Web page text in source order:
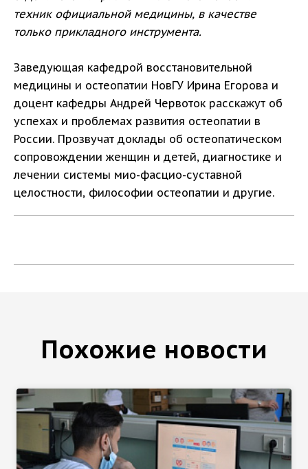
техник официальной медицины, в качестве
только прикладного инструмента.
Заведующая кафедрой восстановительной
медицины и остеопатии НовГУ Ирина Егорова и
доцент кафедры Андрей Червоток расскажут об
успехах и проблемах развития остеопатии в
России. Прозвучат доклады об остеопатическом
сопровождении женщин и детей, диагностике и
лечении системы мио-фасцио-суставной
целостности, философии остеопатии и другие.
Похожие новости